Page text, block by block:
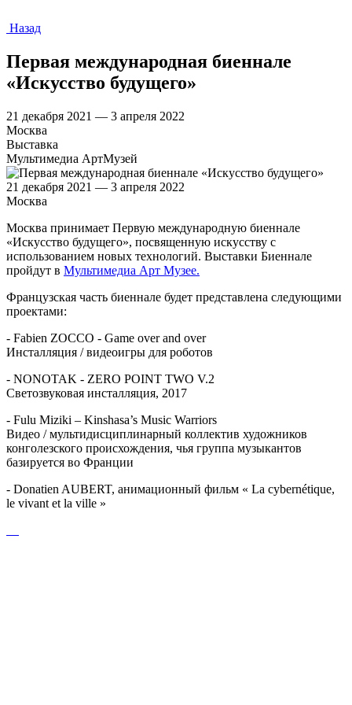
Назад
Первая международная биеннале
«Искусство будущего»
21 декабря 2021 — 3 апреля 2022
Москва
Выставка
Мультимедиа АртМузей
21 декабря 2021 — 3 апреля 2022
Москва
Москва принимает Первую международную биеннале
«Искусство будущего», посвященную искусству с
использованием новых технологий. Выставки Биеннале
пройдут в Мультимедиа Арт Музее.
Французская часть биеннале будет представлена следующими
проектами:
- Fabien ZOCCO - Game over and over
Инсталляция / видеоигры для роботов
- NONOTAK - ZERO POINT TWO V.2
Светозвуковая инсталляция, 2017
- Fulu Miziki – Kinshasa’s Music Warriors
Видео / мультидисциплинарный коллектив художников
конголезского происхождения, чья группа музыкантов
базируется во Франции
- Donatien AUBERT, анимационный фильм « La cybernétique,
le vivant et la ville »